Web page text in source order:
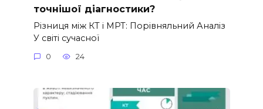
точнішої діагностики?
Різниця між КТ і МРТ: Порівняльний Аналіз
У світі сучасної
0 24